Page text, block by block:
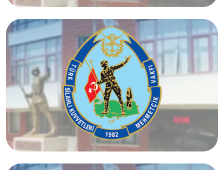
Erzurum Temsilciliği
İstanbul Anadolu Yakası Temsilciliği